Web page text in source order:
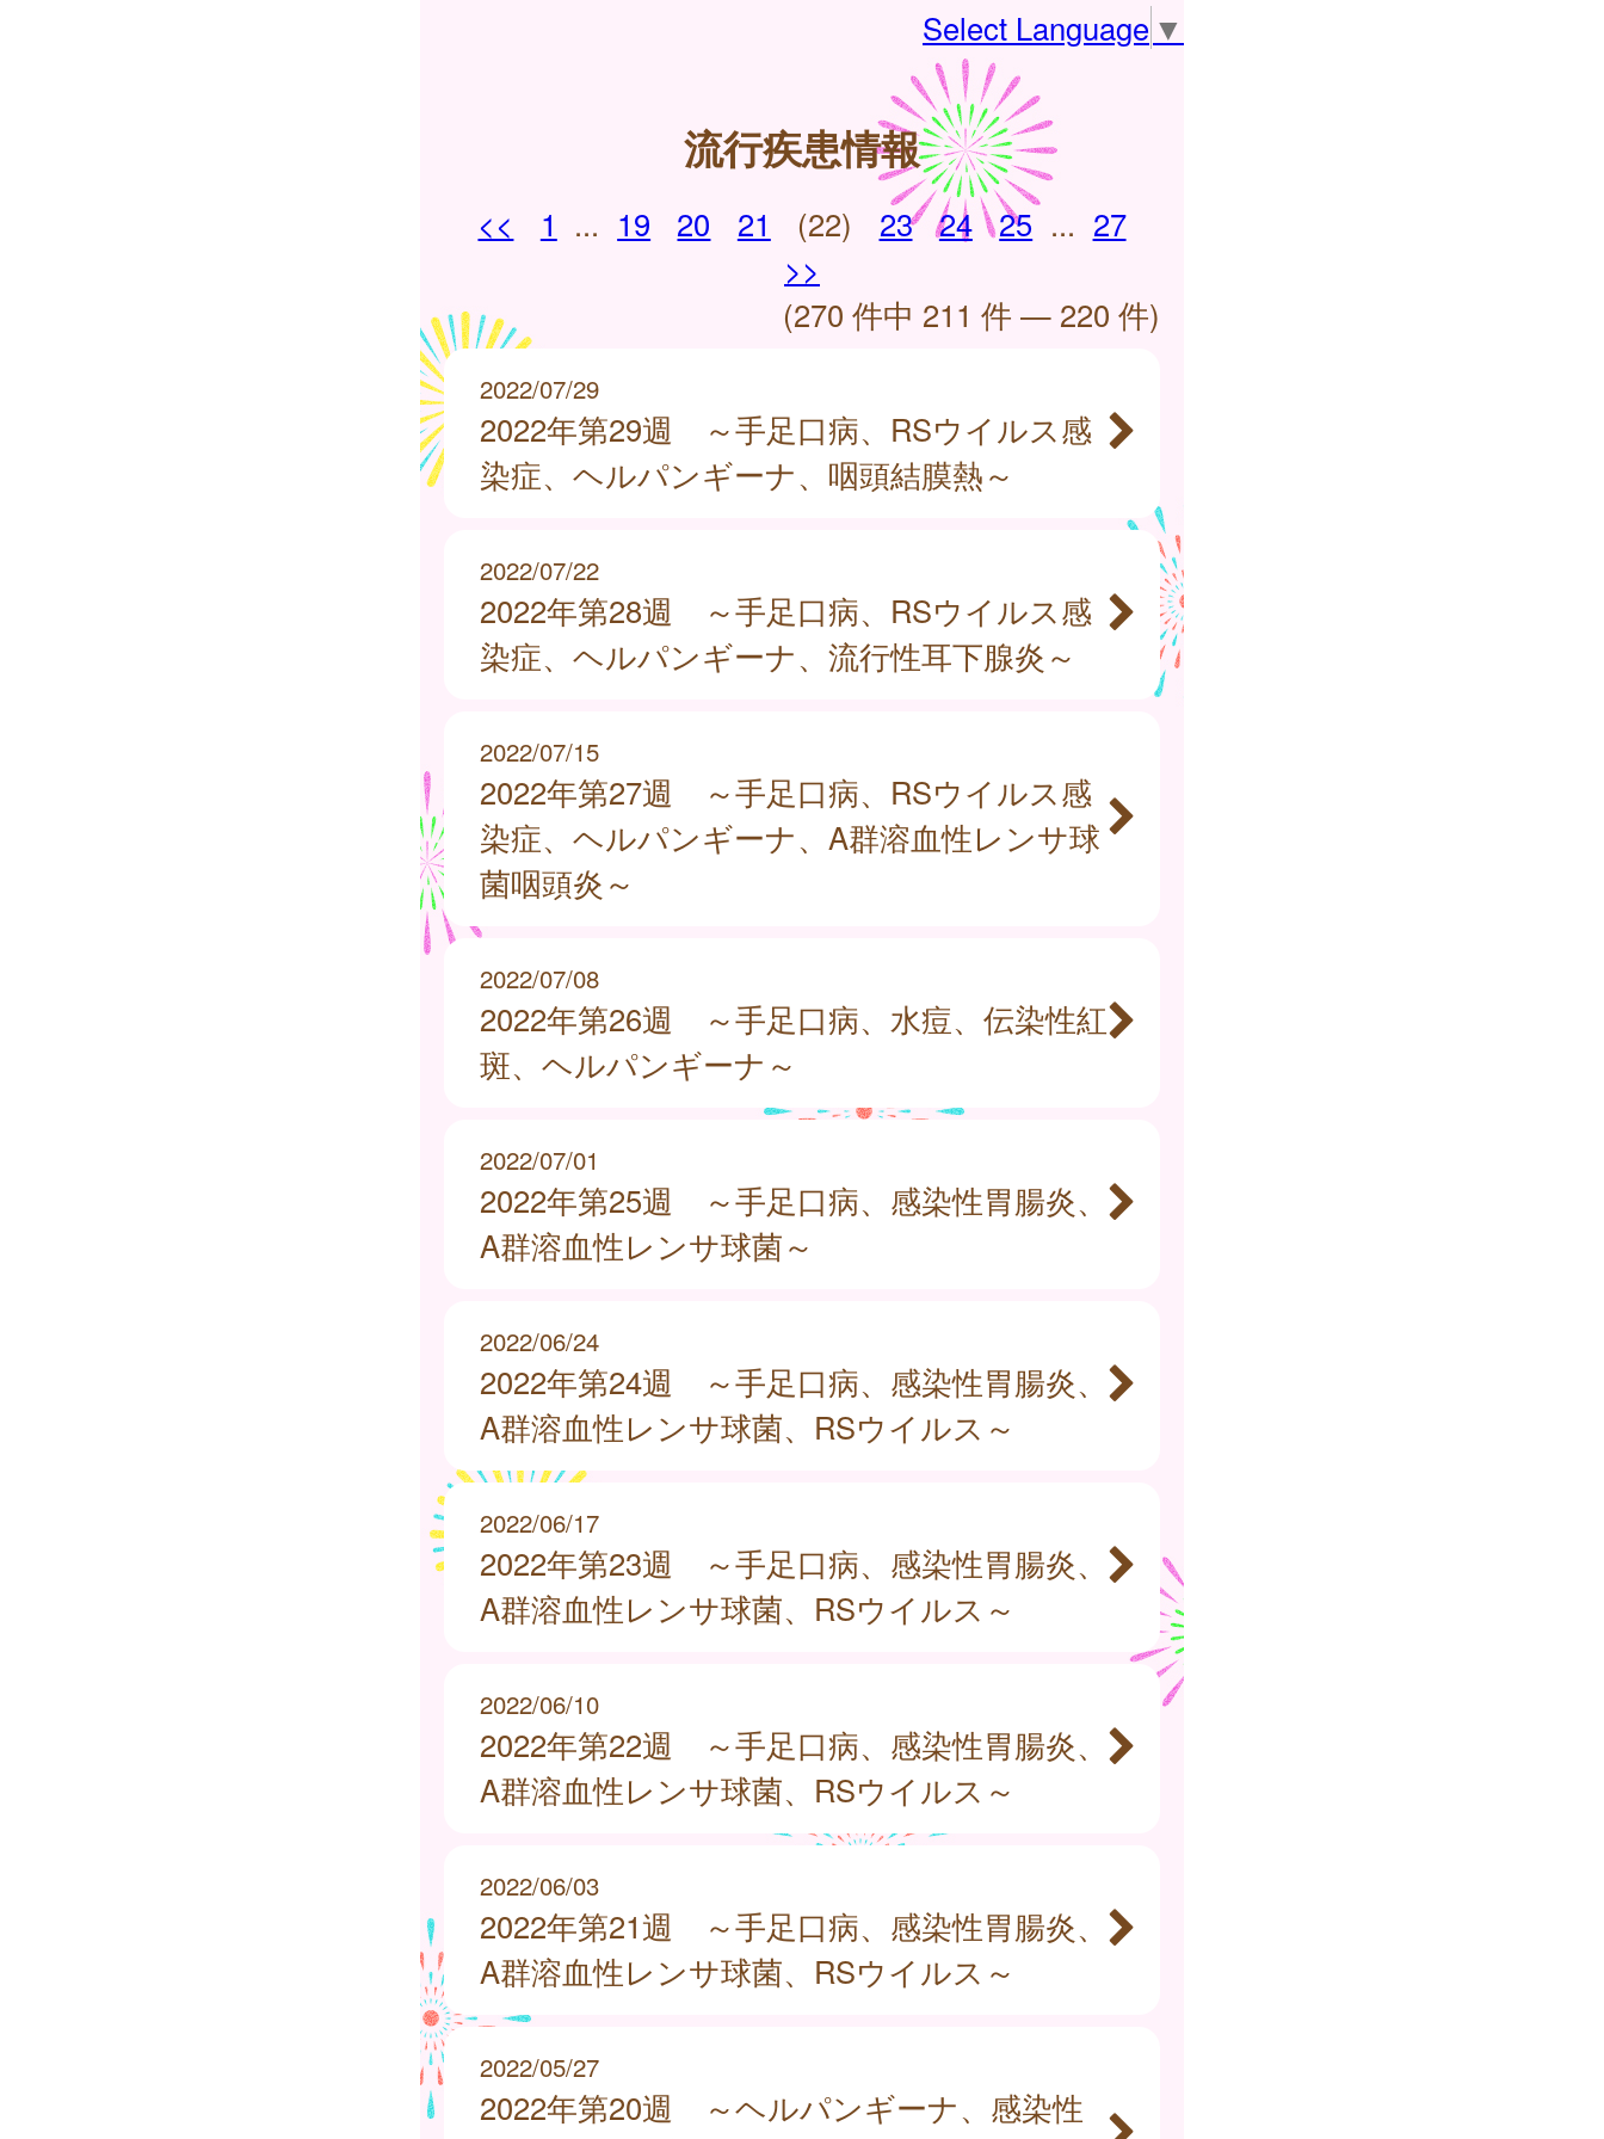
Select Language ▼
流行疾患情報
<< 1 ... 19 20 21 (22) 23 24 25 ... 27
>>
(270 件中 211 件 — 220 件)
2022/07/29
2022年第29週 ～手足口病、RSウイルス感
染症、ヘルパンギーナ、咽頭結膜熱～
2022/07/22
2022年第28週 ～手足口病、RSウイルス感
染症、ヘルパンギーナ、流行性耳下腺炎～
2022/07/15
2022年第27週 ～手足口病、RSウイルス感
染症、ヘルパンギーナ、A群溶血性レンサ球
菌咽頭炎～
2022/07/08
2022年第26週 ～手足口病、水痘、伝染性紅
斑、ヘルパンギーナ～
2022/07/01
2022年第25週 ～手足口病、感染性胃腸炎、
A群溶血性レンサ球菌～
2022/06/24
2022年第24週 ～手足口病、感染性胃腸炎、
A群溶血性レンサ球菌、RSウイルス～
2022/06/17
2022年第23週 ～手足口病、感染性胃腸炎、
A群溶血性レンサ球菌、RSウイルス～
2022/06/10
2022年第22週 ～手足口病、感染性胃腸炎、
A群溶血性レンサ球菌、RSウイルス～
2022/06/03
2022年第21週 ～手足口病、感染性胃腸炎、
A群溶血性レンサ球菌、RSウイルス～
2022/05/27
2022年第20週 ～ヘルパンギーナ、感染性